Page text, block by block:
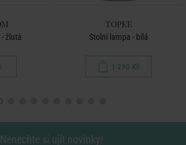
žlutá
TOPEE
Stolní lampa - bílá
1 290 Kč
Nenechte si ujít novinky!